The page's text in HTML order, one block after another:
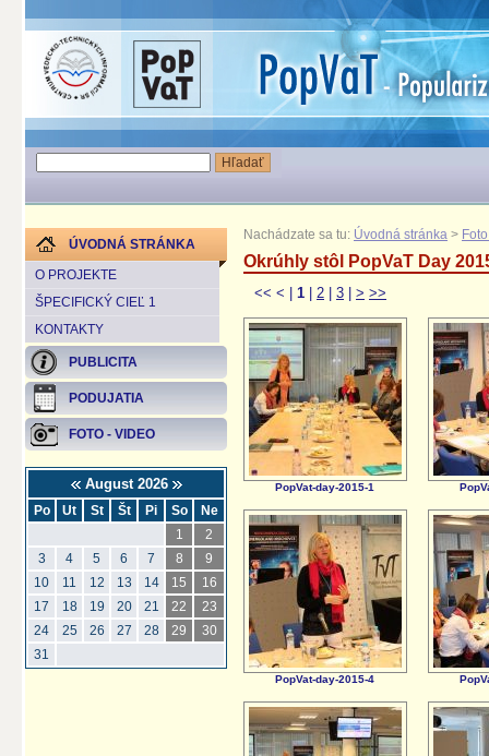
ÚVODNÁ STRÁNKA
O PROJEKTE
ŠPECIFICKÝ CIEĽ 1
KONTAKTY
PUBLICITA
PODUJATIA
FOTO - VIDEO
August 2026
Po Ut St Št Pi So
Ne
1
2
3
4 5 6 7 8
9
10
11 12 13 14 15
16
17
18 19 20 21 22
23
24
25 26 27 28 29
30
31
Nachádzate sa tu: Úvodná stránka >
Okrúhly stôl PopVaT Day
<< < 1 2 3 > >>
PopVat-day-2015-1
PopVat-day-2015-4